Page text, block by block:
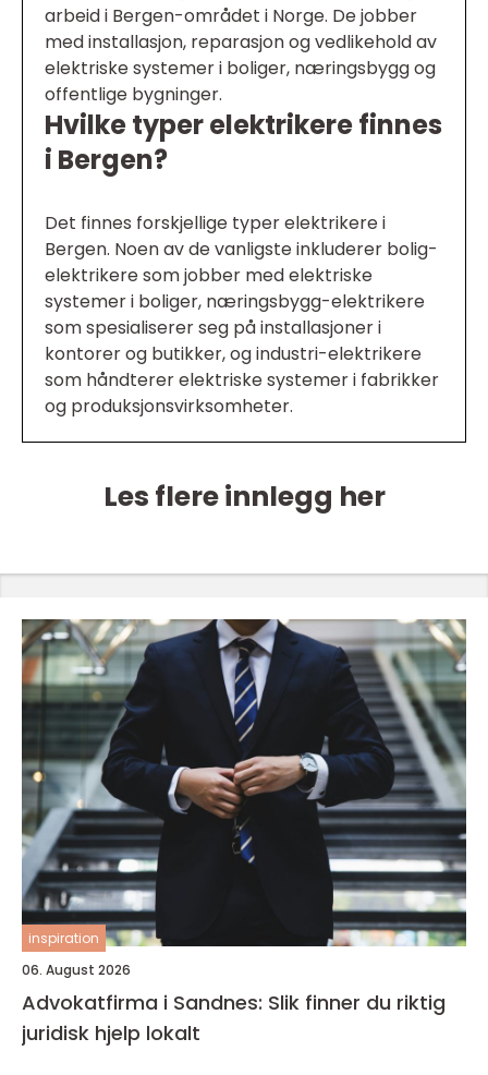
arbeid i Bergen-området i Norge. De jobber
med installasjon, reparasjon og vedlikehold av
elektriske systemer i boliger, næringsbygg og
offentlige bygninger.
Hvilke typer elektrikere finnes
i Bergen?
Det finnes forskjellige typer elektrikere i
Bergen. Noen av de vanligste inkluderer bolig-
elektrikere som jobber med elektriske
systemer i boliger, næringsbygg-elektrikere
som spesialiserer seg på installasjoner i
kontorer og butikker, og industri-elektrikere
som håndterer elektriske systemer i fabrikker
og produksjonsvirksomheter.
Les flere innlegg her
inspiration
06. August 2026
Advokatfirma i Sandnes: Slik finner du riktig
juridisk hjelp lokalt